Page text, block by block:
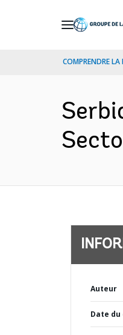
COMPRENDRE LA
Auteur
Date